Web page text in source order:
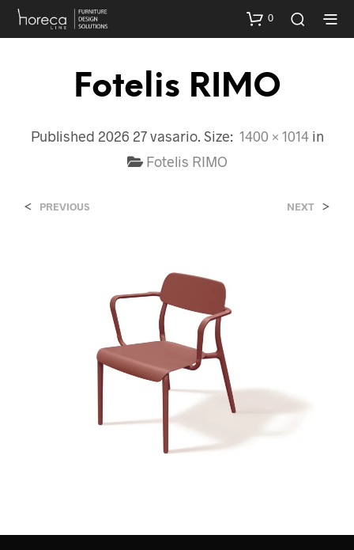
0
Fotelis RIMO
Published 2026 27 vasario. Size: 1400 × 1014in
Fotelis RIMO
< PREVIOUS NEXT >